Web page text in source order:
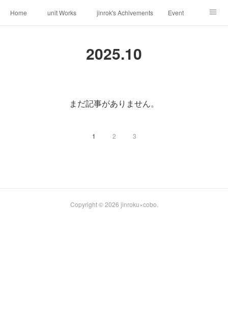
Home unit Works jinrok's Achivements Event
2025.10
まだ記事がありません。
1 2 3
Copyright ©2026 jinroku×cobo.